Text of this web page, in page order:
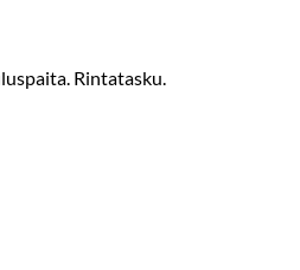
Rintatasku.